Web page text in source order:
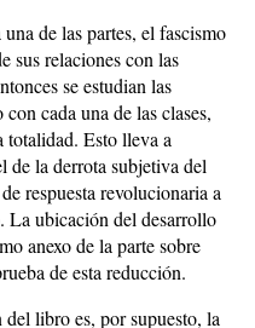
de las partes, el fascismo
sus relaciones con las
se estudian las
cada una de las clases,
totalidad. Esto lleva a
de la derrota subjetiva del
respuesta revolucionaria a
La ubicación del desarrollo
anexo de la parte sobre
de esta reducción.
libro es, por supuesto, la